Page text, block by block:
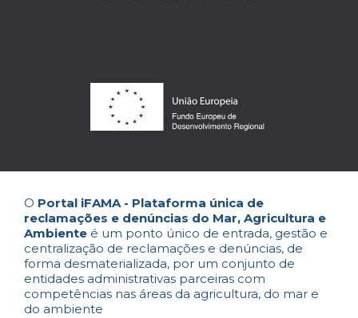
O Portal iFAMA - Plataforma única de
reclamações e denúncias do Mar, Agricultura e
Ambiente é um ponto único de entrada, gestão e
centralização de reclamações e denúncias, de
forma desmaterializada, por um conjunto de
entidades administrativas parceiras com
competências nas áreas da agricultura, do mar e
do ambiente